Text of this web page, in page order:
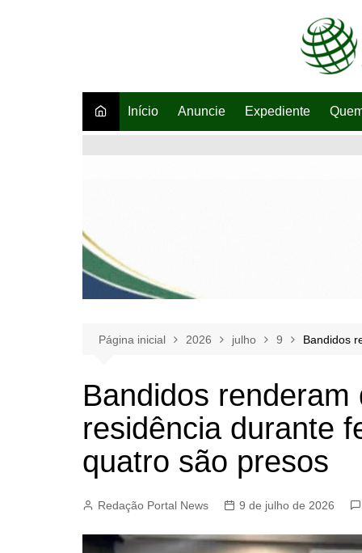
Início Anuncie Expediente
Página inicial 2026 julho 9 Bandidos
Bandidos
residência durante
quatro são presos
Redação Portal News 9 de julho de 2026